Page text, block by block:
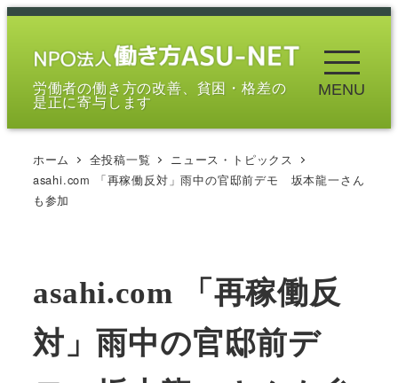
メ
労働者の働き方の改善、貧困・格差の
是正に寄与します
MENU
ホーム 全投稿一覧
ニュース・トピックス
asahi.com 「再稼働反対」雨中の官邸前デモ 坂本龍一さん
も参加
asahi.com 「再稼働反
対」雨中の官邸前デ